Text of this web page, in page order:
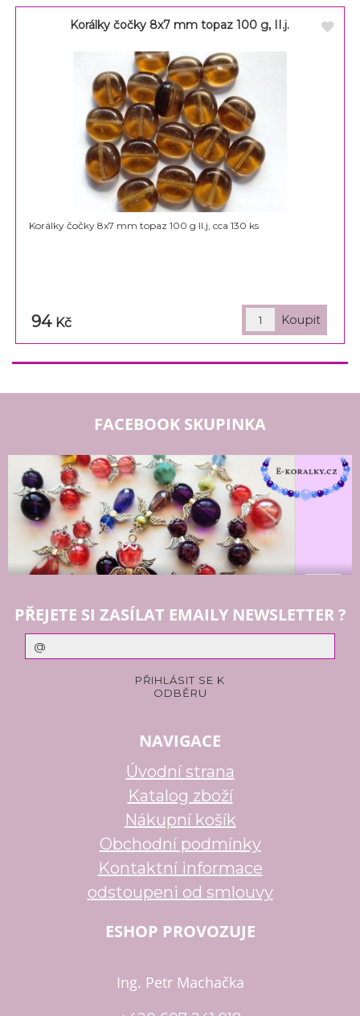
Korálky čočky 8x7 mm topaz 100 g, II.j.
Korálky čočky 8x7 mm topaz 100 g II.j, cca 130 ks
94 Kč
FACEBOOK SKUPINKA
PŘEJETE SI ZASÍLAT EMAILY NEWSLETTER ?
NAVIGACE
Úvodní strana
Katalog zboží
Nákupní košík
Obchodní podmínky
Kontaktní informace
odstoupeni od smlouvy
ESHOP PROVOZUJE
Ing. Petr Machačka